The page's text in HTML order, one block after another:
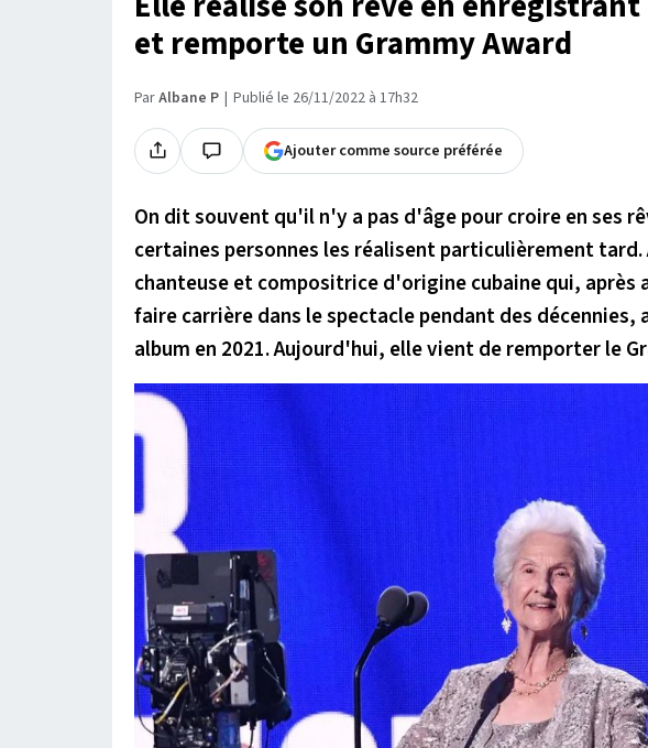
et remporte un Grammy Award
ParAlbane P Publié le 26/11/2022 à 17h32
Ajouter comme source préférée
On dit souvent qu'il n'y a pas d'âge pour croire en ses
certaines personnes les réalisent particulièrement tard.
chanteuse et compositrice d'origine cubaine qui, après
faire carrière dans le spectacle pendant des
album en 2021. Aujourd'hui, elle vient de remporter le